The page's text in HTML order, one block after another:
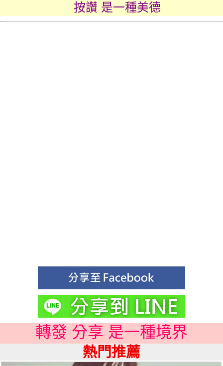
按讚 是一種美德
轉發 分享 是一種境界
熱門推薦